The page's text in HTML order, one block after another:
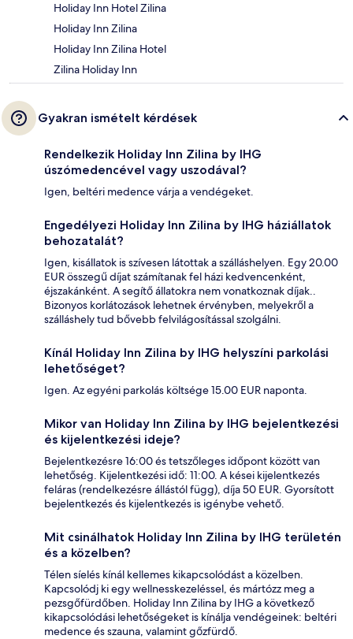
Holiday Inn Hotel Zilina
Holiday Inn Zilina
Holiday Inn Zilina Hotel
Zilina Holiday Inn
Gyakran ismételt kérdések
Rendelkezik Holiday Inn Zilina by IHG
úszómedencével vagy uszodával?
Igen, beltéri medence várja a vendégeket.
Engedélyezi Holiday Inn Zilina by IHG háziállatok
behozatalát?
Igen, kisállatok is szívesen látottak a szálláshelyen. Egy 20.00
EUR összegű díjat számítanak fel házi kedvencenként,
éjszakánként. A segítő állatokra nem vonatkoznak díjak..
Bizonyos korlátozások lehetnek érvényben, melyekről a
szálláshely tud bővebb felvilágosítással szolgálni.
Kínál Holiday Inn Zilina by IHG helyszíni parkolási
lehetőséget?
Igen. Az egyéni parkolás költsége 15.00 EUR naponta.
Mikor van Holiday Inn Zilina by IHG bejelentkezési
és kijelentkezési ideje?
Bejelentkezésre 16:00 és tetszőleges időpont között van
lehetőség. Kijelentkezési idő: 11:00. A kései kijelentkezés
feláras (rendelkezésre állástól függ), díja 50 EUR. Gyorsított
bejelentkezés és kijelentkezés is igénybe vehető.
Mit csinálhatok Holiday Inn Zilina by IHG területén
és a közelben?
Télen síelés kínál kellemes kikapcsolódást a közelben.
Kapcsolódj ki egy wellnesskezeléssel, és mártózz meg a
pezsgőfürdőben. Holiday Inn Zilina by IHG a következő
kikapcsolódási lehetőségeket is kínálja vendégeinek: beltéri
medence és szauna, valamint gőzfürdő.